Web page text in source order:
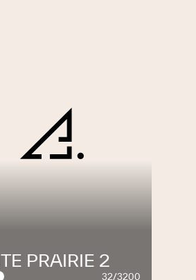
PRAIRIE 2
32/3200